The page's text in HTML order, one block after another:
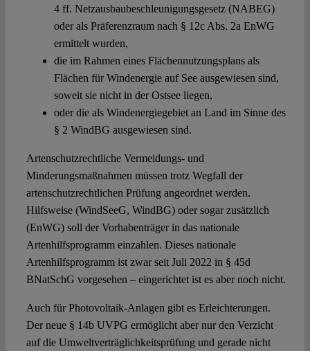
4 ff. Netzausbaubeschleunigungsgesetz (NABEG)
oder als Präferenzraum nach § 12c Abs. 2a EnWG
ermittelt wurden,
die im Rahmen eines Flächennutzungsplans als
Flächen für Windenergie auf See ausgewiesen sind,
soweit sie nicht in der Ostsee liegen,
oder die als Windenergiegebiet an Land im Sinne des
§ 2 WindBG ausgewiesen sind.
Artenschutzrechtliche Vermeidungs- und
Minderungsmaßnahmen müssen trotz Wegfall der
artenschutzrechtlichen Prüfung angeordnet werden.
Hilfsweise (WindSeeG, WindBG) oder sogar zusätzlich
(EnWG) soll der Vorhabenträger in das nationale
Artenhilfsprogramm einzahlen. Dieses nationale
Artenhilfsprogramm ist zwar seit Juli 2022 in § 45d
BNatSchG vorgesehen ­– eingerichtet ist es aber noch nicht.
Auch für Photovoltaik-Anlagen gibt es Erleichterungen.
Der neue § 14b UVPG ermöglicht aber nur den Verzicht
auf die Umweltverträglichkeitsprüfung und gerade nicht